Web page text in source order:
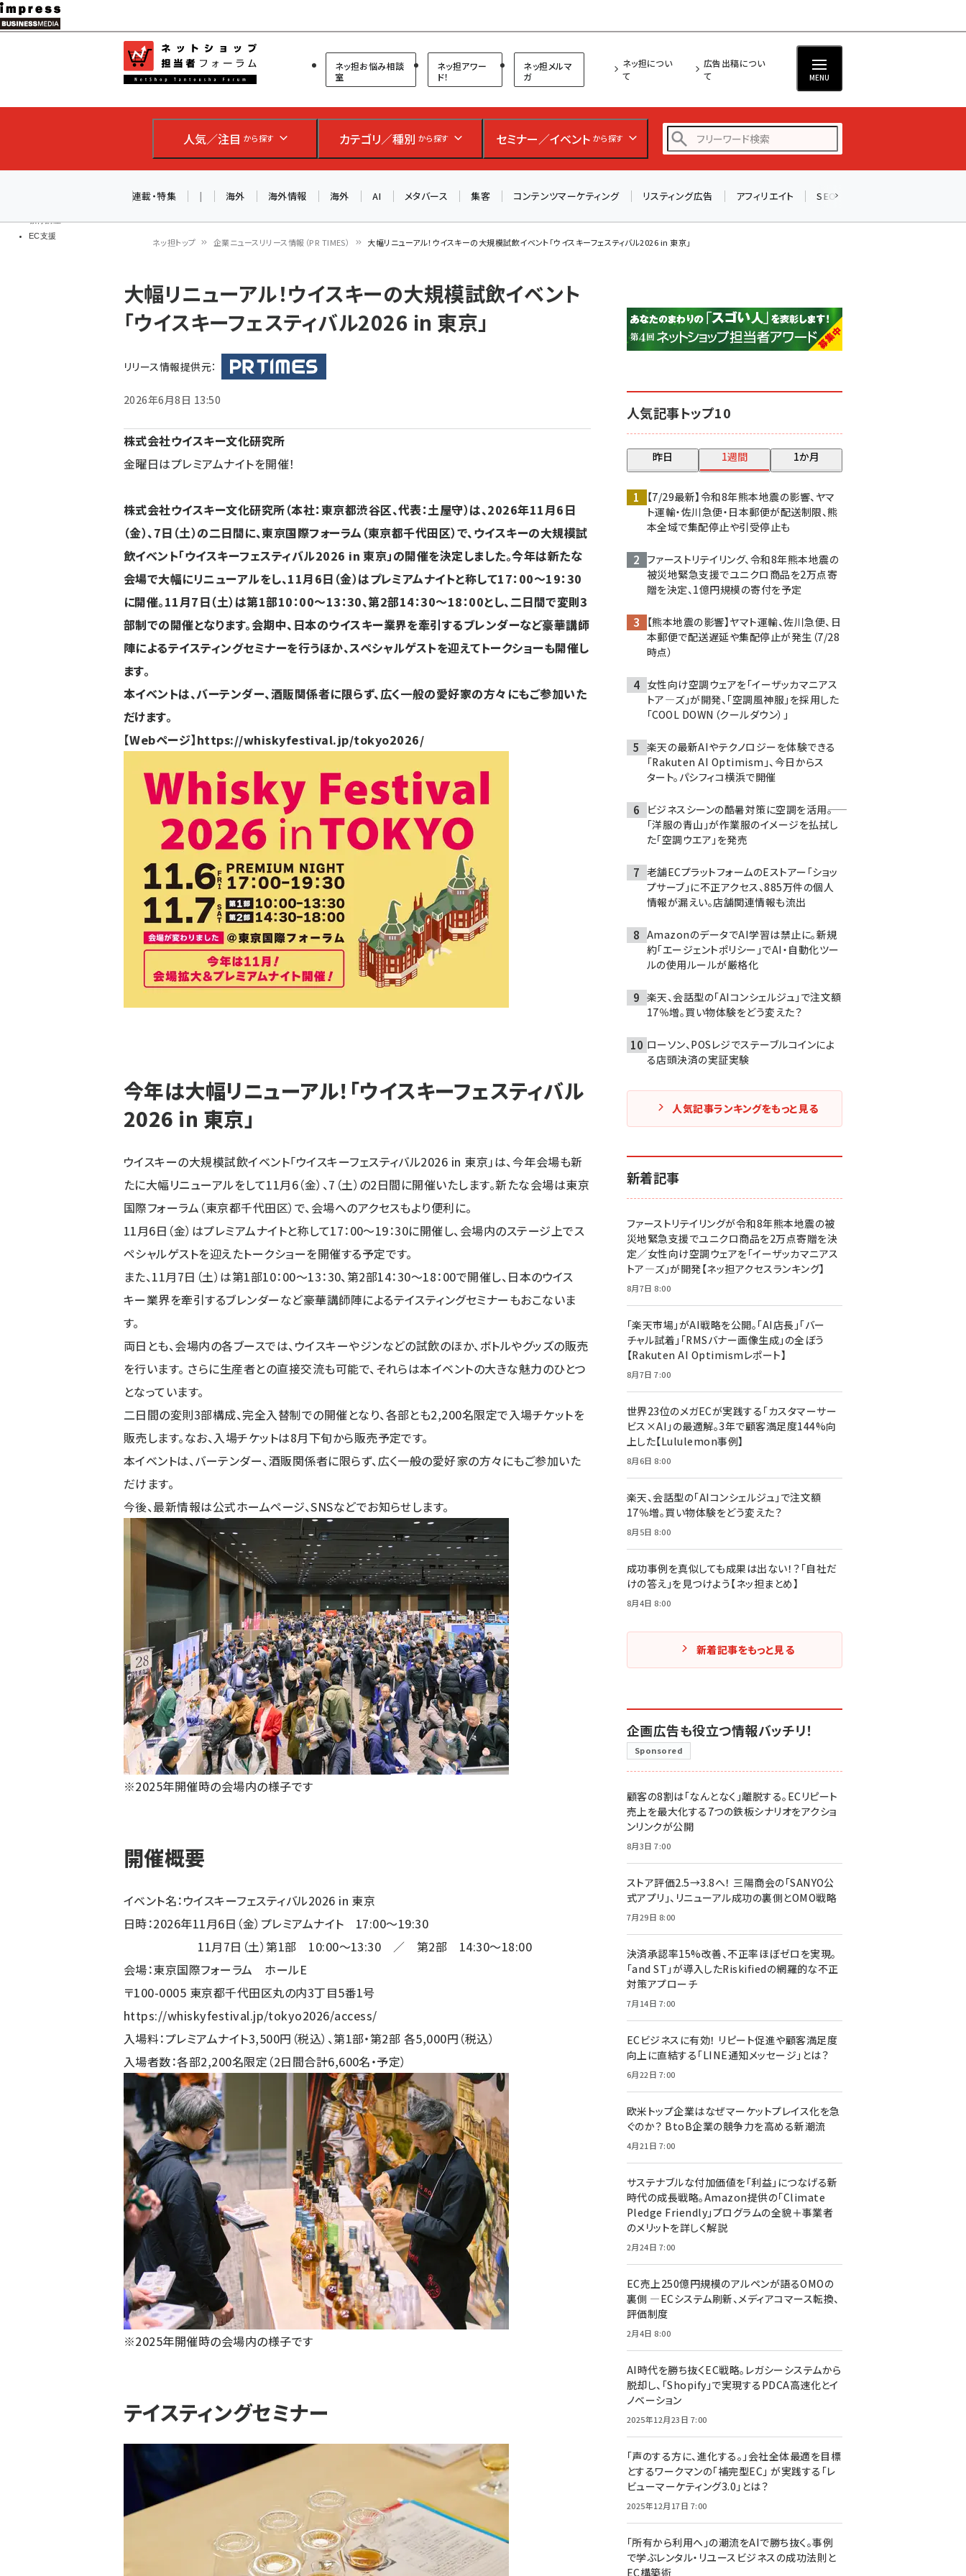
メ
イ
ン
ツ
移
教育講座
EC支援
ネットショップ担当者フォーラム
ネッ担お悩み相談
室
ネッ担アワー
ド！
ネッ担メルマ
ガ
ネッ担につい
て
広告出稿につい
て
MENU
人気／注目 から探す カテゴリ／種別 から探す セミナー／イベント から探す
アスクル (1119)
base (1077)
連載・特集 | 海外 海外情報 海外 AI メタバース 集客 コンテンツマーケティング リスティング広告 アフィリエイト SEO
ン
く
ず
ネッ担トップ 企業ニュースリリース情報（PR TIMES） 大幅リニューアル！ウイスキーの大規模試飲イベント「ウイスキーフェスティバル2026 in 東京」
大幅リニューアル！ウイスキーの大規模試飲イベント
「ウイスキーフェスティバル2026 in 東京」
リリース情報提供元：
2026年6月8日 13:50
株式会社ウイスキー文化研究所
金曜日はプレミアムナイトを開催！
株式会社ウイスキー文化研究所（本社：東京都渋谷区、代表：土屋守）は、2026年11月6日
（金）、7日（土）の二日間に、東京国際フォーラム（東京都千代田区）で、ウイスキーの大規模試
飲イベント「ウイスキーフェスティバル2026 in 東京」の開催を決定しました。今年は新たな
会場で大幅にリニューアルをし、11月6日（金）はプレミアムナイトと称して17：00～19：30
に開催。11月7日（土）は第1部10：00～13：30、第2部14：30～18：00とし、二日間で変則3
部制での開催となります。会期中、日本のウイスキー業界を牽引するブレンダーなど豪華講師
陣によるテイスティングセミナーを行うほか、スペシャルゲストを迎えてトークショーも開催し
ます。
本イベントは、バーテンダー、酒販関係者に限らず、広く一般の愛好家の方々にもご参加いた
だけます。
【Webページ】https://whiskyfestival.jp/tokyo2026/
今年は大幅リニューアル！「ウイスキーフェスティバル
2026 in 東京」
ウイスキーの大規模試飲イベント「ウイスキーフェスティバル2026 in 東京」は、今年会場も新
たに大幅リニューアルをして11月6（金）、7（土）の2日間に開催いたします。新たな会場は東京
国際フォーラム（東京都千代田区）で、会場へのアクセスもより便利に。
11月6日（金）はプレミアムナイトと称して17：00～19：30に開催し、会場内のステージ上でス
ペシャルゲストを迎えたトークショーを開催する予定です。
また、11月7日（土）は第1部10：00～13：30、第2部14：30～18：00で開催し、日本のウイス
キー業界を牽引するブレンダーなど豪華講師陣によるテイスティングセミナーもおこないま
す。
両日とも、会場内の各ブースでは、ウイスキーやジンなどの試飲のほか、ボトルやグッズの販売
を行います。 さらに生産者との直接交流も可能で、それらは本イベントの大きな魅力のひとつ
となっています。
二日間の変則3部構成、完全入替制での開催となり、各部とも2,200名限定で入場チケットを
販売します。なお、入場チケットは8月下旬から販売予定です。
本イベントは、バーテンダー、酒販関係者に限らず、広く一般の愛好家の方々にもご参加いた
だけます。
今後、最新情報は公式ホームページ、SNSなどでお知らせします。
※2025年開催時の会場内の様子です
開催概要
イベント名：ウイスキーフェスティバル2026 in 東京
日時：2026年11月6日（金）プレミアムナイト 17:00～19:30
11月7日（土）第1部 10:00～13:30 ／ 第2部 14:30～18:00
会場：東京国際フォーラム ホールE
〒100-0005 東京都千代田区丸の内3丁目5番1号
https://whiskyfestival.jp/tokyo2026/access/
入場料：プレミアムナイト3,500円（税込）、第1部・第2部 各5,000円（税込）
入場者数：各部2,200名限定（2日間合計6,600名・予定）
※2025年開催時の会場内の様子です
テイスティングセミナー
人気記事トップ10
昨日 1週間 1か月
【7/29最新】令和8年熊本地震の影響、ヤマ
ト運輸・佐川急便・日本郵便が配送制限、熊
本全域で集配停止や引受停止も
ファーストリテイリング、令和8年熊本地震の
被災地緊急支援でユニクロ商品を2万点寄
贈を決定、1億円規模の寄付を予定
【熊本地震の影響】ヤマト運輸、佐川急便、日
本郵便で配送遅延や集配停止が発生（7/28
時点）
女性向け空調ウェアを「イーザッカマニアス
トア―ズ」が開発、「空調風神服」を採用した
「COOL DOWN（クールダウン）」
楽天の最新AIやテクノロジーを体験できる
「Rakuten AI Optimism」、今日からス
タート。パシフィコ横浜で開催
ビジネスシーンの酷暑対策に空調を活用――。
「洋服の青山」が作業服のイメージを払拭し
た「空調ウエア」を発売
老舗ECプラットフォームのEストアー「ショッ
プサーブ」に不正アクセス、885万件の個人
情報が漏えい。店舗関連情報も流出
AmazonのデータでAI学習は禁止に。新規
約「エージェントポリシー」でAI・自動化ツー
ルの使用ルールが厳格化
楽天、会話型の「AIコンシェルジュ」で注文額
17％増。買い物体験をどう変えた？
ローソン、POSレジでステーブルコインによ
る店頭決済の実証実験
人気記事ランキングをもっと見る
新着記事
ファーストリテイリングが令和8年熊本地震の被
災地緊急支援でユニクロ商品を2万点寄贈を決
定／女性向け空調ウェアを「イーザッカマニアス
トア―ズ」が開発【ネッ担アクセスランキング】
8月7日 8:00
「楽天市場」がAI戦略を公開。「AI店長」「バー
チャル試着」「RMSバナー画像生成」の全ぼう
【Rakuten AI Optimismレポート】
8月7日 7:00
世界23位のメガECが実践する「カスタマーサー
ビス×AI」の最適解。3年で顧客満足度144%向
上した【Lululemon事例】
8月6日 8:00
楽天、会話型の「AIコンシェルジュ」で注文額
17％増。買い物体験をどう変えた？
8月5日 8:00
成功事例を真似しても成果は出ない！？「自社だ
けの答え」を見つけよう【ネッ担まとめ】
8月4日 8:00
新着記事をもっと見る
企画広告も役立つ情報バッチリ！
Sponsored
顧客の8割は「なんとなく」離脱する。ECリピート
売上を最大化する7つの鉄板シナリオをアクショ
ンリンクが公開
8月3日 7:00
ストア評価2.5→3.8へ！ 三陽商会の「SANYO公
式アプリ」、リニューアル成功の裏側とOMO戦略
7月29日 8:00
決済承認率15%改善、不正率ほぼゼロを実現。
「and ST」が導入したRiskifiedの網羅的な不正
対策アプローチ
7月14日 7:00
ECビジネスに有効！ リピート促進や顧客満足度
向上に直結する「LINE通知メッセージ」とは？
6月22日 7:00
欧米トップ企業はなぜマーケットプレイス化を急
ぐのか？ BtoB企業の競争力を高める新潮流
4月21日 7:00
サステナブルな付加価値を「利益」につなげる新
時代の成長戦略。Amazon提供の「Climate
Pledge Friendly」プログラムの全貌＋事業者
のメリットを詳しく解説
2月24日 7:00
EC売上250億円規模のアルペンが語るOMOの
裏側 ―ECシステム刷新、メディアコマース転換、
評価制度
2月4日 8:00
AI時代を勝ち抜くEC戦略。レガシーシステムから
脱却し、「Shopify」で実現するPDCA高速化とイ
ノベーション
2025年12月23日 7:00
「声のする方に、進化する。」会社全体最適を目標
とするワークマンの「補完型EC」 が実践する「レ
ビューマーケティング3.0」とは？
2025年12月17日 7:00
「所有から利用へ」の潮流をAIで勝ち抜く。事例
で学ぶレンタル・リユースビジネスの成功法則と
EC構築術
AIが買い物を代行する時代に打つべき「次の一手」とは？
アルペン、オイシックス、元UA責任者が登壇のリアルECセ
ミナー（8/26＠東京）【交流会も実施】